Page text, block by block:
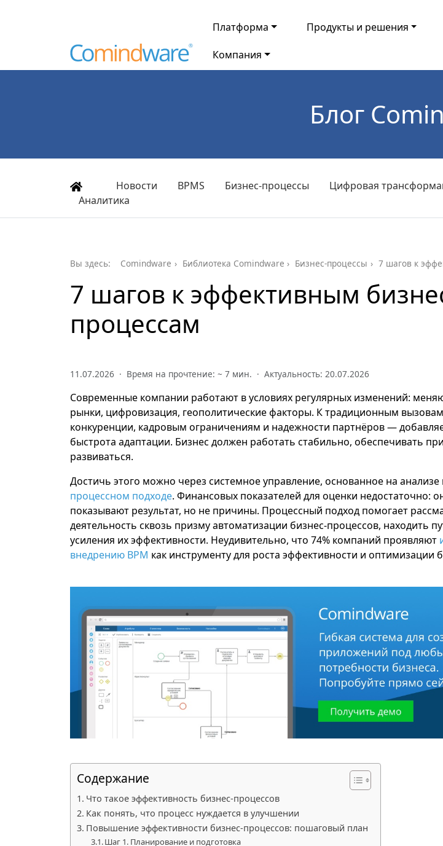
Платформа Продукты и решения
Компания
Блог
Новости BPMS Бизнес-процессы
Цифровая
Аналитика
Вы здесь: Comindware Библиотека Comindware Бизнес-процессы 7 шагов к
7 шагов к эффективным
процессам
11.07.2026 · Время на прочтение: ~ 7 мин. · Актуальность: 20.07.2026
Современные компании работают в условиях регулярных изменений:
рынки, цифровизация, геополитические факторы. К традиционным
конкуренции, кадровым ограничениям и надежности партнёров —
быстрота адаптации. Бизнес должен работать стабильно, обеспечивать
развиваться.
Достичь этого можно через системное управление, основанное на анализе
процессном подходе. Финансовых показателей для оценки недостаточно:
показывают результат, но не причины. Процессный подход помогает
деятельность сквозь призму автоматизации бизнес-процессов, находить
усиления их эффективности. Неудивительно, что 74% компаний проявляют
внедрению BPM как инструменту для роста эффективности и оптимизации
Содержание
Что такое эффективность бизнес-процессов
Как понять, что процесс нуждается в улучшении
Повышение эффективности бизнес-процессов: пошаговый план
Шаг 1. Планирование и подготовка